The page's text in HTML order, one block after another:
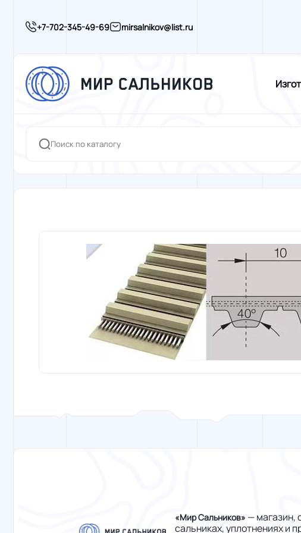
+7-702-345-49-69 mirsalnikov@list.ru
«Мир Сальников» — магазин,
сальниках, уплотнениях и